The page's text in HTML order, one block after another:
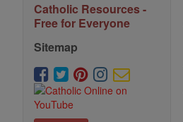
Catholic Resources -
Free for Everyone
Sitemap